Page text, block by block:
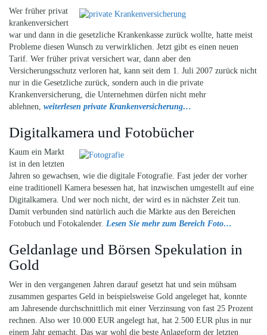
Wer früher privat
krankenversichert
war und dann in die gesetzliche Krankenkasse zurück wollte, hatte meist
Probleme diesen Wunsch zu verwirklichen. Jetzt gibt es einen neuen
Tarif. Wer früher privat versichert war, dann aber den
Versicherungsschutz verloren hat, kann seit dem 1. Juli 2007 zurück nicht
nur in die Gesetzliche zurück, sondern auch in die private
Krankenversicherung, die Unternehmen dürfen nicht mehr
ablehnen, weiterlesen private Krankenversicherung…
Digitalkamera und Fotobücher
Kaum ein Markt
ist in den letzten
Jahren so gewachsen, wie die digitale Fotografie. Fast jeder der vorher
eine traditionell Kamera besessen hat, hat inzwischen umgestellt auf eine
Digitalkamera. Und wer noch nicht, der wird es in nächster Zeit tun.
Damit verbunden sind natürlich auch die Märkte aus den Bereichen
Fotobuch und Fotokalender. Lesen Sie mehr zum Bereich Foto…
Geldanlage und Börsen Spekulation in
Gold
Wer in den vergangenen Jahren darauf gesetzt hat und sein mühsam
zusammen gespartes Geld in beispielsweise Gold angeleget hat, konnte
am Jahresende durchschnittlich mit einer Verzinsung von fast 25 Prozent
rechnen. Also wer 10.000 EUR angelegt hat, hat 2.500 EUR plus in nur
einem Jahr gemacht. Das war wohl die beste Anlageform der letzten